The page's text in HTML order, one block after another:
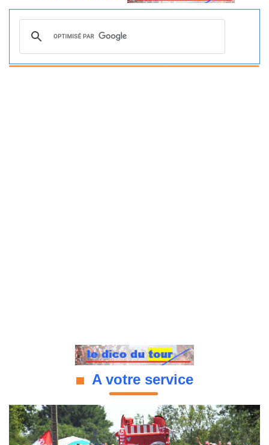
A votre service